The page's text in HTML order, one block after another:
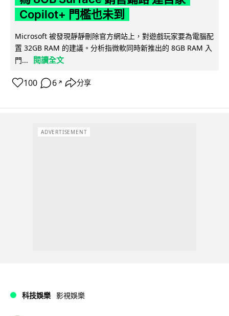
Copilot+ 門檻也未到
Microsoft 被發現靜靜刪除官方網站上，對遊戲玩家要為電腦配
置 32GB RAM 的建議。分析指微軟同時新推出的 8GB RAM 入
門...
閱讀全文
100 6 ↗ 分享
ADVERTISEMENT
科技娛樂 影視娛樂